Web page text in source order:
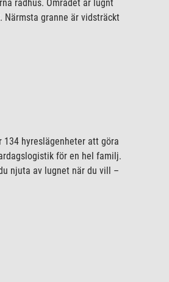
radhus. Området är lugnt
granne är vidsträckt
134 hyreslägenheter att göra
för en hel familj.
njuta av lugnet när du vill –